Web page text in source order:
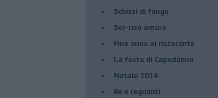
Schizzi di fango
Sor-riso amaro
Fine anno al ristorante
La festa di Capodanno
Natale 2024
Re e regnanti